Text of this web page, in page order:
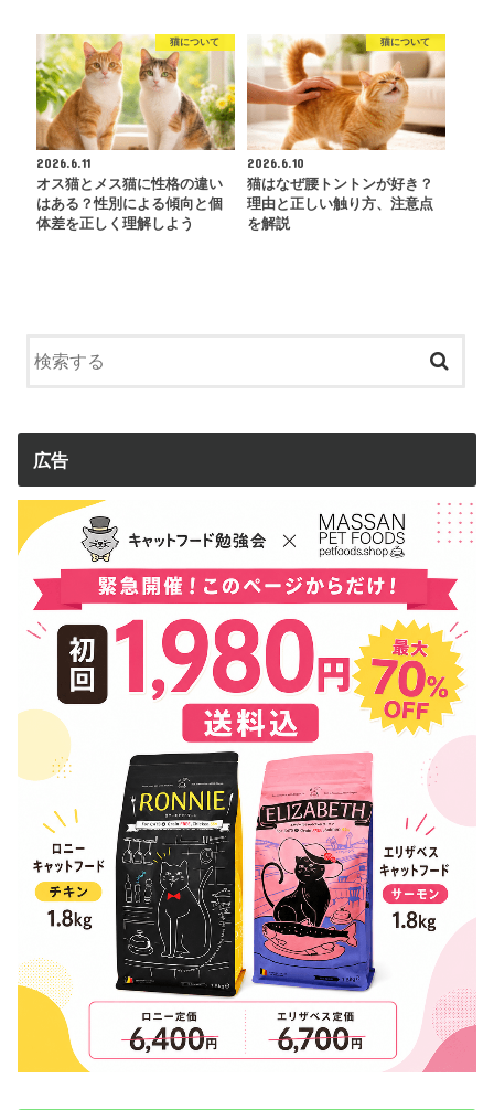
猫について
2026.6.11
オス猫とメス猫に性格の違い
はある？性別による傾向と個
体差を正しく理解しよう
猫について
2026.6.10
猫はなぜ腰トントンが好き？
理由と正しい触り方、注意点
を解説
広告